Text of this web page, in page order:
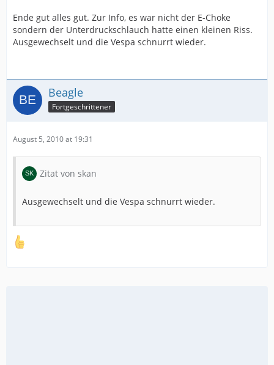
Ende gut alles gut. Zur Info, es war nicht der E-Choke
sondern der Unterdruckschlauch hatte einen kleinen Riss.
Ausgewechselt und die Vespa schnurrt wieder.
Beagle
Fortgeschrittener
August 5, 2010 at 19:31
Zitat von skan
Ausgewechselt und die Vespa schnurrt wieder.